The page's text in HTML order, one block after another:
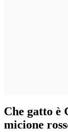
Che gatto è
micione